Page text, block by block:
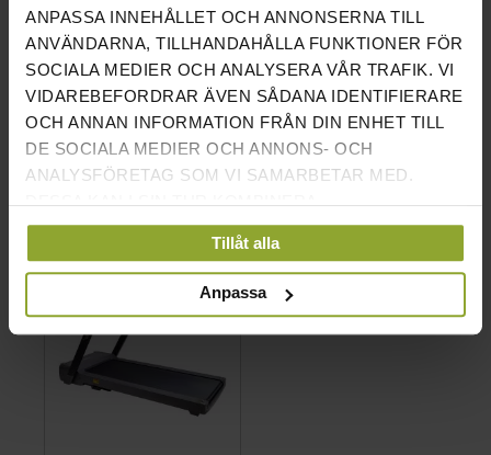
ANPASSA INNEHÅLLET OCH ANNONSERNA TILL
ANVÄNDARNA, TILLHANDAHÅLLA FUNKTIONER FÖR
SOCIALA MEDIER OCH ANALYSERA VÅR TRAFIK. VI
VIDAREBEFORDRAR ÄVEN SÅDANA IDENTIFIERARE
OCH ANNAN INFORMATION FRÅN DIN ENHET TILL
DE SOCIALA MEDIER OCH ANNONS- OCH
ANALYSFÖRETAG SOM VI SAMARBETAR MED.
DESSA KAN I SIN TUR KOMBINERA
INFORMATIONEN MED ANNAN INFORMATION SOM
DU HAR TILLHANDAHÅLLIT ELLER SOM DE HAR
SAMLAT IN NÄR DU HAR ANVÄNT DERAS
Tillåt alla
Anpassa
PRIS INKL.MOMS
2 590 KR
LÄGG I VARUKORGEN
PRIS INKL.MOMS
3 290 KR
LÄGG I VARUKORGEN